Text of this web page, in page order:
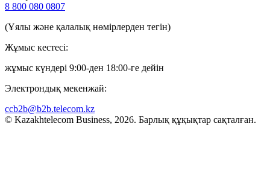
8 800 080 0807
(Ұялы және қалалық нөмірлерден тегін)
Жұмыс кестесі:
жұмыс күндері 9:00-ден 18:00-ге дейін
Электрондық мекенжай:
ccb2b@b2b.telecom.kz
© Kazakhtelecom Business, 2026. Барлық құқықтар сақталған.